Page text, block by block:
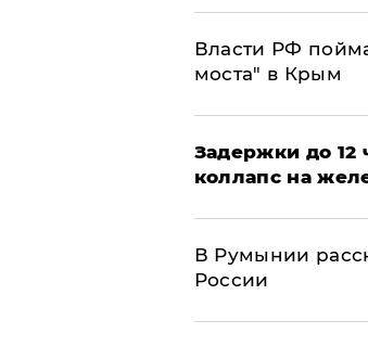
Власти РФ
моста" в Крым
Задержки до 12
коллапс на
В Румынии
России